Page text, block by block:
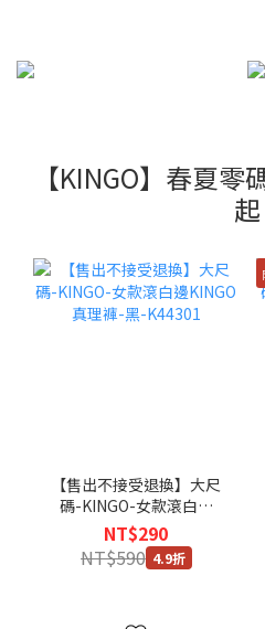
【KINGO】春夏
起
【售出不接受退換】大尺
碼-KINGO-女款滾白邊
KINGO真理褲-黑-K44301
NT$290
NT$590 4.9折